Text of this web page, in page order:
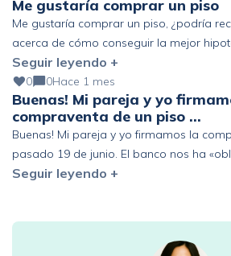
Me gustaría comprar un piso
Me gustaría comprar un piso, ¿podría
acerca de cómo conseguir la mejor
Seguir leyendo +
0 0Hace 1 mes
Buenas! Mi pareja y yo
compraventa de un piso …
Buenas! Mi pareja y yo firmamos la
pasado 19 de junio. El banco nos ha
seguro de vida de prima única de 6
Seguir leyendo +